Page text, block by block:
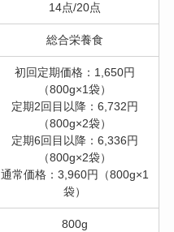
14点/20点
総合栄養食
初回定期価格：1,650円
（800g×1袋）
定期2回目以降：6,732円
（800g×2袋）
定期6回目以降：6,336円
（800g×2袋）
通常価格：3,960円（800g×1
袋）
800g